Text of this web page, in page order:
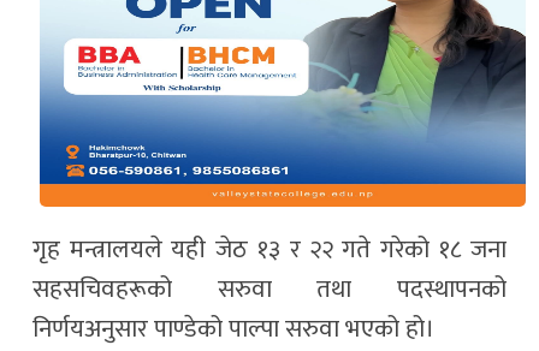
गृह मन्त्रालयले यही जेठ १३ र २२ गते गरेको १८ जना
सहसचिवहरूको सरुवा तथा पदस्थापनको
निर्णयअनुसार पाण्डेको पाल्पा सरुवा भएको हो।